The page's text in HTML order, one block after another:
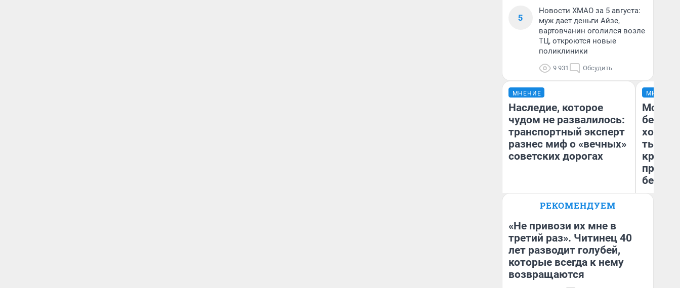
5
Новости ХМАО за 5 августа:
муж дает деньги Айзе,
вартовчанин оголился возле
ТЦ, откроются новые
поликлиники
9 931 Обсудить
МНЕНИЕ
Наследие, которое
чудом не развалилось:
транспортный эксперт
разнес миф о «вечных»
советских дорогах
Блогер, предприниматель,
бизнесе
МНЕНИЕ
Мой
хотела
тысяч,
РЕКОМЕНДУЕМ
«Не привози их мне в
третий раз». Читинец 40
лет разводит голубей,
которые всегда к нему
возвращаются